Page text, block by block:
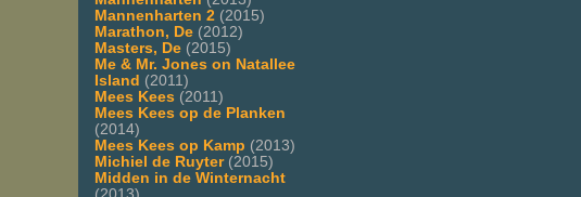
Mannenharten 2 (2015)
Marathon, De (2012)
Masters, De (2015)
Me & Mr. Jones on Natallee
Island (2011)
Mees Kees (2011)
Mees Kees op de Planken
(2014)
Mees Kees op Kamp (2013)
Michiel de Ruyter(2015)
Midden in de Winternacht